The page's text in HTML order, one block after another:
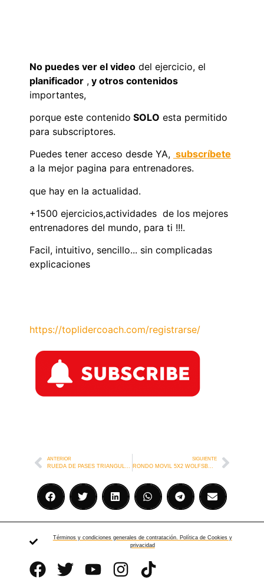
No puedes ver el video del ejercicio, el
planificador , y otros contenidos
importantes,
porque este contenido SOLO esta permitido
para subscriptores.
Puedes tener acceso desde YA, subscríbete
a la mejor pagina para entrenadores.
que hay en la actualidad.
+1500 ejercicios,actividades de los mejores
entrenadores del mundo, para ti !!!.
Facil, intuitivo, sencillo... sin complicadas
explicaciones
https://toplidercoach.com/registrarse/
ANTERIOR SIGUIENTE
RONDO MOVIL 5X2 WOLFSBURGO
Términos y condiciones generales de contratación. Política de Cookies y
privacidad